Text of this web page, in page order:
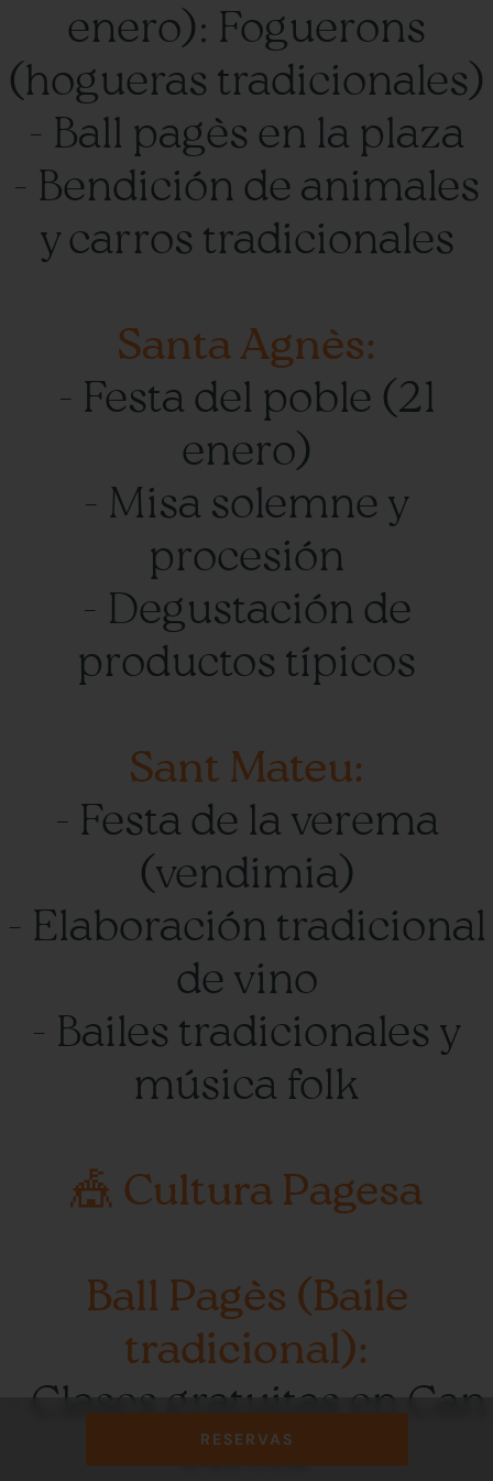
RESERVAS
enero): Foguerons
(hogueras tradicionales)
- Ball pagès en la plaza
- Bendición de animales
y carros tradicionales
Santa Agnès:
- Festa del poble (21
enero)
- Misa solemne y
procesión
- Degustación de
productos típicos
Sant Mateu:
- Festa de la verema
(vendimia)
- Elaboración tradicional
de vino
- Bailes tradicionales y
música folk
🎪 Cultura Pagesa
Ball Pagès (Baile
tradicional):
- Clases gratuitas en Can
Jeroni